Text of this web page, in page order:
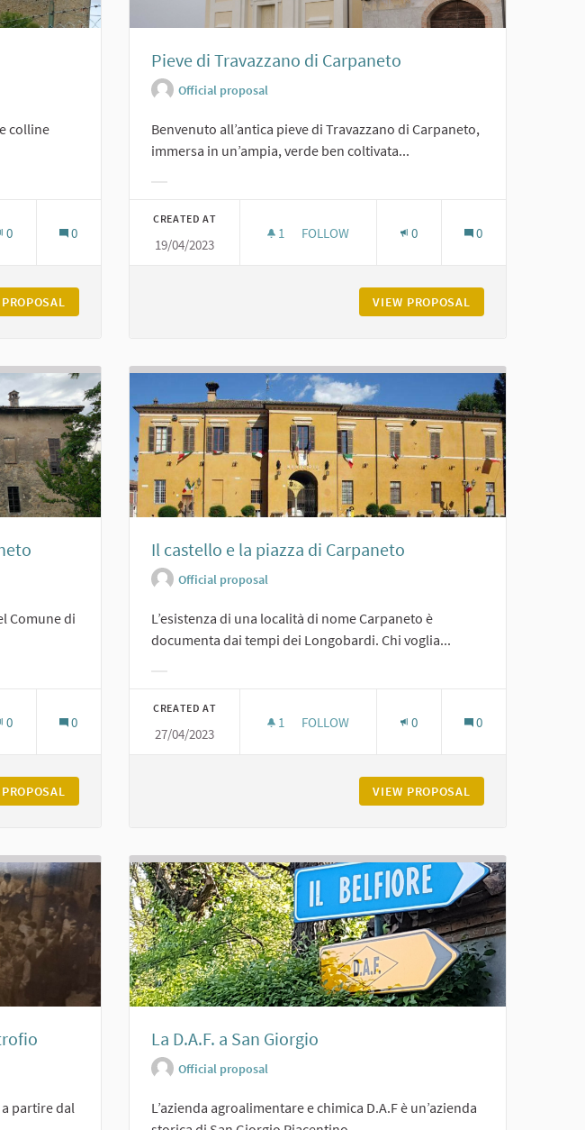
colline
0 0
Pieve di Travazzano di Carpaneto
Official proposal
Benvenuto all’antica pieve di Travazzano di Carpaneto,
immersa in un’ampia, verde ben coltivata...
CREATED AT
19/04/2023
1 1 FOLLOWER
FOLLOW 0 0
VIEW PROPOSAL
Comune di
LANDI DI CARPANETO
0 0
Il castello e la piazza di Carpaneto
Official proposal
L’esistenza di una località di nome Carpaneto è
documenta dai tempi dei Longobardi. Chi voglia...
CREATED AT
27/04/2023
1 1 FOLLOWER
FOLLOW 0 0
VIEW PROPOSAL
partire dal
La D.A.F. a San Giorgio
Official proposal
L’azienda agroalimentare e chimica D.A.F è un’azienda